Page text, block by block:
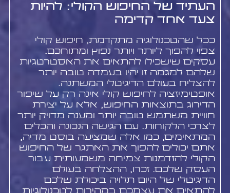
העתיד של החיפוש הקולי: להיות
צעד אחד קדימה
ככל שהטכנולוגיה מתקדמת, חיפוש קולי
צפוי להפוך ליותר ויותר נפוץ ומתוחכם.
עסקים שישכילו להתאים את האסטרטגיות
שלהם למגמה זו יהיו בעמדה טובה יותר
להצליח בעולם הדיגיטלי המשתנה.
אופטימיזציה לחיפוש קולי אינה רק על שיפור
הדירוג בתוצאות החיפוש, אלא על יצירת
חוויית משתמש טובה יותר ומענה מדויק יותר
לצרכי הלקוחות. עם הגישה הנכונה והכלים
המתאימים, כמו אלה שמציעה בוסט מדיה,
אתם יכולים להפוך את האתגר של החיפוש
הקולי להזדמנות צמיחה משמעותית עבור
העסק שלכם. זכרו, ההצלחה בעולם
הדיגיטלי של היום תלויה ביכולת שלכם
להתאים את עצמכם במהירות לטכנולוגיות